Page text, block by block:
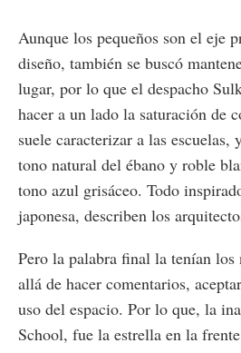
Aunque los pequeños son el eje
diseño, también se buscó
lugar, por lo que el despacho
hacer a un lado la saturación de
suele caracterizar a las
tono natural del ébano y roble
tono azul grisáceo. Todo
japonesa, describen los
Pero la palabra final la tenían los
allá de hacer comentarios,
uso del espacio. Por lo que, la
School, fue la estrella en la